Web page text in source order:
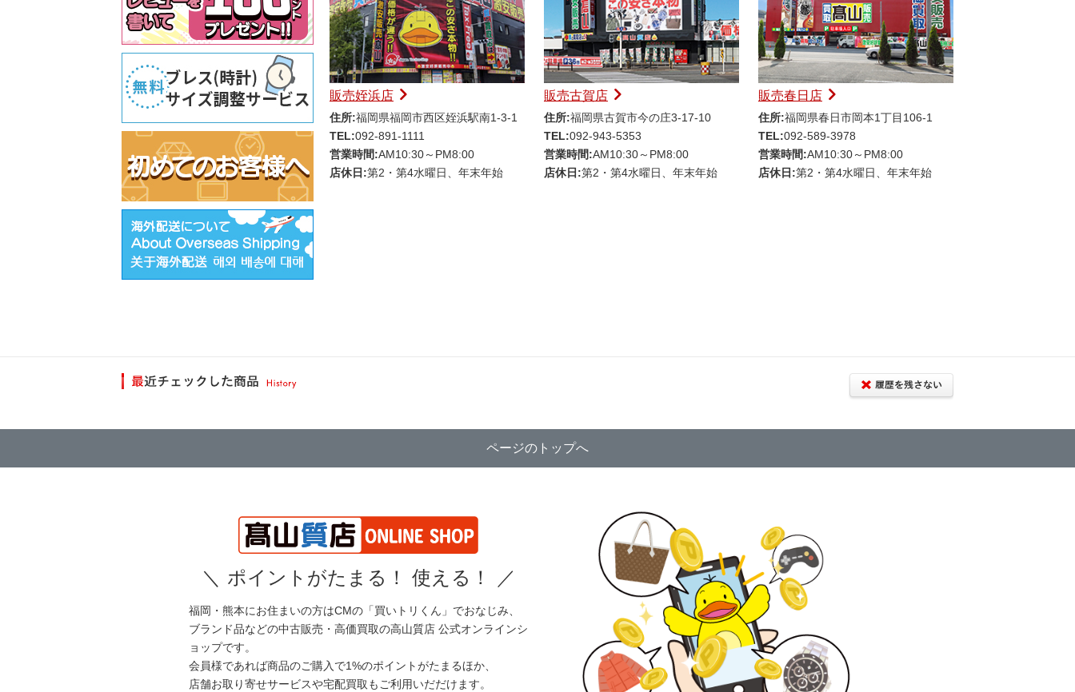
販売姪浜店
住所:福岡県福岡市西区姪浜駅南1-3-1
TEL:092-891-1111
営業時間:AM10:30～PM8:00
店休日:第2・第4水曜日、年末年始
販売古賀店
住所:福岡県古賀市今の庄3-17-10
TEL:092-943-5353
営業時間:AM10:30～PM8:00
店休日:第2・第4水曜日、年末年始
販売春日店
住所:福岡県春日市岡本1丁目106-1
TEL:092-589-3978
営業時間:AM10:30～PM8:00
店休日:第2・第4水曜日、年末年始
ページのトップへ
＼ ポイントがたまる！ 使える！ ／
福岡・熊本にお住まいの方はCMの「買いトリくん」でおなじみ、
ブランド品などの中古販売・高価買取の高山質店 公式オンラインシ
ョップです。
会員様であれば商品のご購入で1%のポイントがたまるほか、
店舗お取り寄せサービスや宅配買取もご利用いだだけます。